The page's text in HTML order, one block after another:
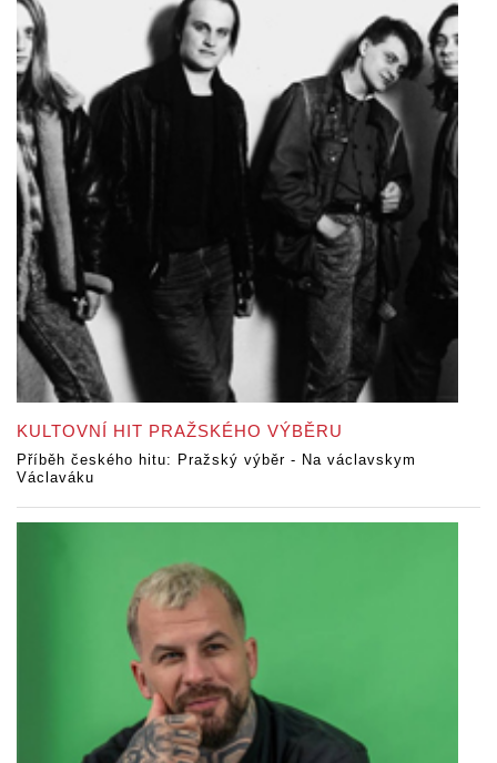
KULTOVNÍ HIT PRAŽSKÉHO VÝBĚRU
Příběh českého hitu: Pražský výběr - Na václavskym
Václaváku